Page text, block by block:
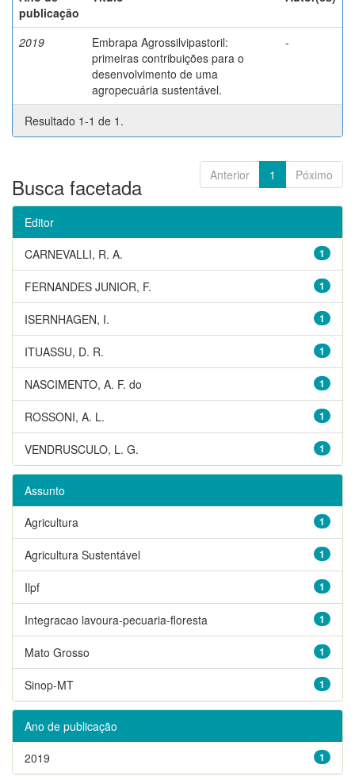
publicação
2019
Embrapa Agrossilvipastoril:
primeiras contribuições para o
desenvolvimento de uma
agropecuária sustentável.
-
Resultado 1-1 de 1.
Anterior 1 Póximo
Busca facetada
Editor
1
CARNEVALLI, R. A.
1
FERNANDES JUNIOR, F.
1
ISERNHAGEN, I.
1
ITUASSU, D. R.
1
NASCIMENTO, A. F. do
1
ROSSONI, A. L.
1
VENDRUSCULO, L. G.
Assunto
1
Agricultura
1
Agricultura Sustentável
1
Ilpf
1
Integracao lavoura-pecuaria-floresta
1
Mato Grosso
1
Sinop-MT
Ano de publicação
1
2019